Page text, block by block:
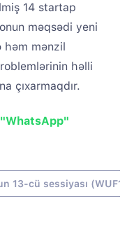
14 startap
məqsədi yeni
həm mənzil
həlli
çıxarmaqdır.
13-cü sessiyası